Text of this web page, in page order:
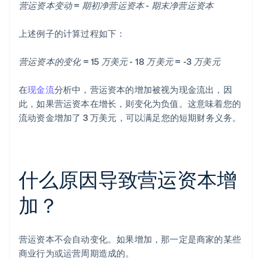
营运资本变动 = 期初净营运资本 - 期末净营运资本
上述例子的计算过程如下：
营运资本的变化 = 15 万美元 - 18 万美元 = -3 万美元
在现金流分析中，营运资本的增加被视为现金流出，因
此，如果营运资本在增长，则变化为负值。这意味着您的
流动资金增加了 3 万美元，可以满足您的短期财务义务。
什么原因导致营运资本增
加？
营运资本不会自动变化。如果增加，那一定是商家的某些
商业行为或运营周期造成的。